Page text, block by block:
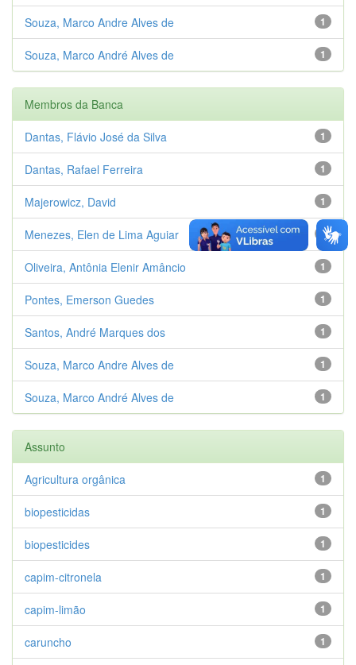
1
Souza, Marco Andre Alves de
1
Souza, Marco André Alves de
Membros da Banca
1
Dantas, Flávio José da Silva
1
Dantas, Rafael Ferreira
1
Majerowicz, David
1
Menezes, Elen de Lima Aguiar
1
Oliveira, Antônia Elenir Amâncio
1
Pontes, Emerson Guedes
1
Santos, André Marques dos
1
Souza, Marco Andre Alves de
1
Souza, Marco André Alves de
Assunto
1
Agricultura orgânica
1
biopesticidas
1
biopesticides
1
capim-citronela
1
capim-limão
1
caruncho